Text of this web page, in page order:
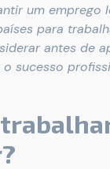
um emprego
para
antes de
o sucesso